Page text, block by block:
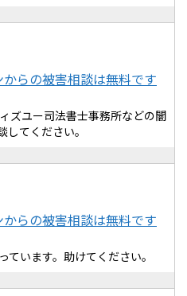
からの被害相談は無料です
ズユー司法書士事務所などの闇
てください。
からの被害相談は無料です
ています。助けてください。